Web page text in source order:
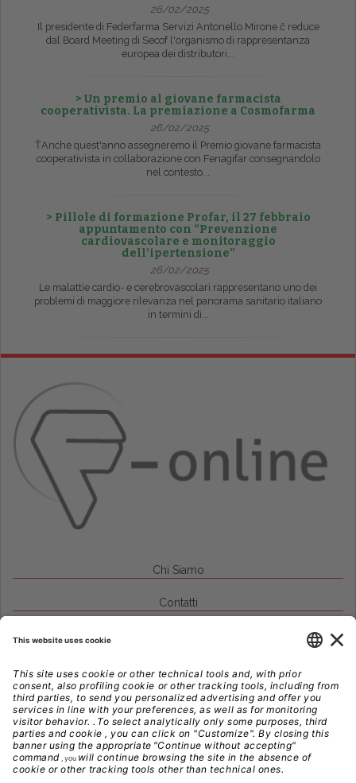
26/02/2025
Il presidente di Federfarma Servizi Antonello Mirone č reduce
dal Board Meeting di Secof l'organismo di rappresentanza
europea dei distributori...
> Un premio al giovane farmacista
cooperativista. La premiazione a Cosmofarma
26/02/2025
ŤAnche quest'anno assegneremo il Premio giovane farmacista
cooperativista in collaborazione con Fenagifar consegnandolo
nel contesto...
> Pillole di formazione Profar, il 27 febbraio
appuntamento con “Prevenzione
cardiovascolare e monitoraggio
dell’ipertensione”
26/02/2025
Le malattie cardio- e cerebrovascolari rappresentano uno dei
problemi di maggiore rilevanza nel panorama sanitario italiano
in termini di...
Chi Siamo
Contatti
Note Legali
Privacy
Gestione Cookie